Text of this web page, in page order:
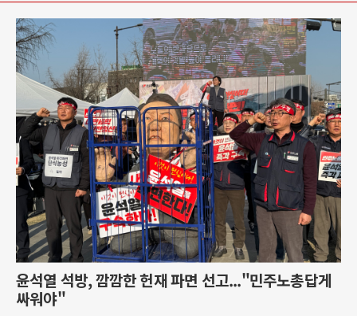
윤석열 석방, 깜깜한 헌재 파면 선고..."민주노총답게
싸워야"